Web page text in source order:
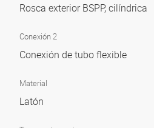
Rosca exterior BSPP, cilíndrica
Conexión 2
Conexión de tubo flexible
Material
Latón